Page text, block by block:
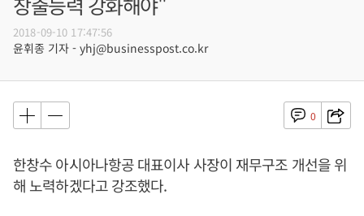
2018-09-10 17:47:56
윤휘종 기자 - yhj@businesspost.co.kr
0
한창수 아시아나항공 대표이사 사장이 재무구조 개선을 위
해 노력하겠다고 강조했다.